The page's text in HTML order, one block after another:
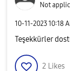
Not
‎10-11-202310:18
Teşekkürler
2 Likes